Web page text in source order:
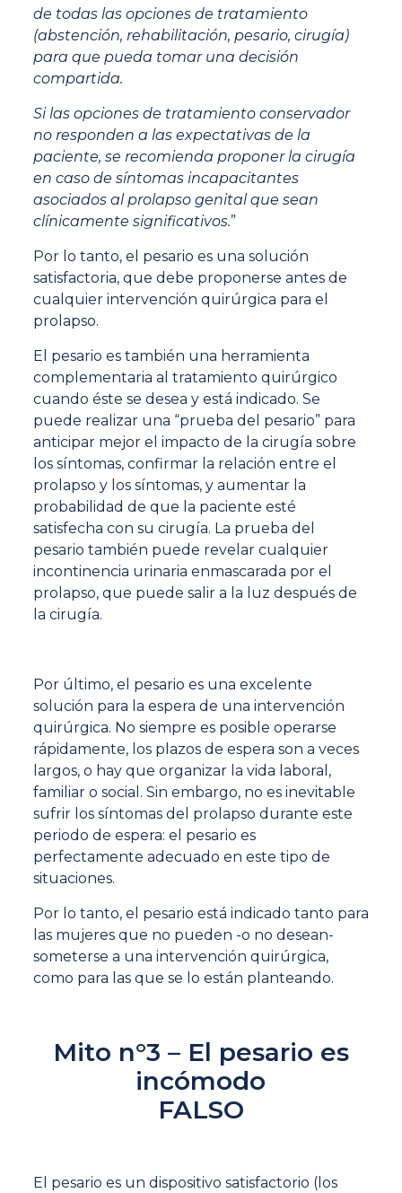
de todas las opciones de tratamiento
(abstención, rehabilitación, pesario, cirugía)
para que pueda tomar una decisión
compartida.
Si las opciones de tratamiento conservador
no responden a las expectativas de la
paciente, se recomienda proponer la cirugía
en caso de síntomas incapacitantes
asociados al prolapso genital que sean
clínicamente significativos.”
Por lo tanto, el pesario es una solución
satisfactoria, que debe proponerse antes de
cualquier intervención quirúrgica para el
prolapso.
El pesario es también una herramienta
complementaria al tratamiento quirúrgico
cuando éste se desea y está indicado. Se
puede realizar una “prueba del pesario” para
anticipar mejor el impacto de la cirugía sobre
los síntomas, confirmar la relación entre el
prolapso y los síntomas, y aumentar la
probabilidad de que la paciente esté
satisfecha con su cirugía. La prueba del
pesario también puede revelar cualquier
incontinencia urinaria enmascarada por el
prolapso, que puede salir a la luz después de
la cirugía.
Por último, el pesario es una excelente
solución para la espera de una intervención
quirúrgica. No siempre es posible operarse
rápidamente, los plazos de espera son a veces
largos, o hay que organizar la vida laboral,
familiar o social. Sin embargo, no es inevitable
sufrir los síntomas del prolapso durante este
periodo de espera: el pesario es
perfectamente adecuado en este tipo de
situaciones.
Por lo tanto, el pesario está indicado tanto para
las mujeres que no pueden -o no desean-
someterse a una intervención quirúrgica,
como para las que se lo están planteando.
Mito n°3 – El pesario es
incómodo
FALSO
El pesario es un dispositivo satisfactorio (los